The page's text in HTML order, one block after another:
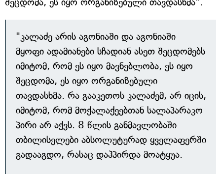
"კალაძე არის აგონიაში და აგონიაში
მყოფი ადამიანები სჩადიან ასეთ შეცდომებს
იმიტომ, რომ ეს იყო მავნებლობა, ეს იყო
შეცდომა, ეს იყო ორგანიზებული
თავდასხმა. რა გააკეთოს კალაძემ, არ იცის,
იმიტომ, რომ მოქალაქეებთან სალაპარაკო
პირი არ აქვს. 8 წლის განმავლობაში
თბილისელები აბსოლუტურად ყველაფერში
გადააგდო, რასაც დაჰპირდა მოატყუა.